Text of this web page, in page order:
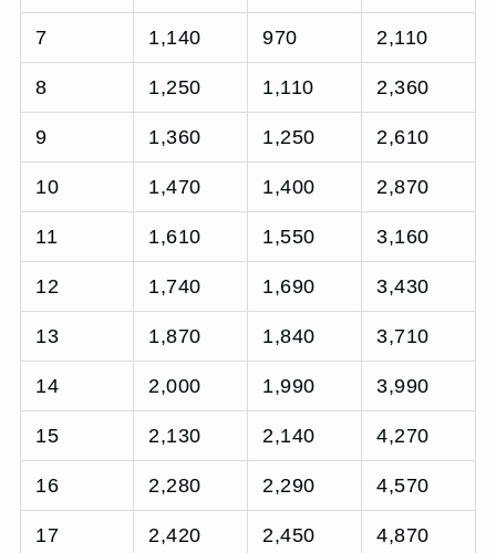
7 1,140 970 2,110
8 1,250 1,110 2,360
9 1,360 1,250 2,610
10 1,470 1,400 2,870
11 1,610 1,550 3,160
12 1,740 1,690 3,430
13 1,870 1,840 3,710
14 2,000 1,990 3,990
15 2,130 2,140 4,270
16 2,280 2,290 4,570
17 2,420 2,450 4,870